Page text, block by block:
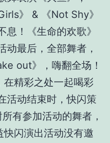
》 & 《Not Shy》
！《生命的欢歌》
动最后，全部舞者，
out》，嗨翻全场！
精彩之处一起喝彩
活动结束时，快闪策
有参加活动的舞者，
闪演出活动没有邀